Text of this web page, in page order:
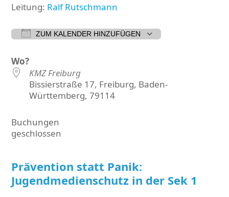
Leitung: Ralf Rutschmann
ZUM KALENDER HINZUFÜGEN
Wo?
KMZ Freiburg
Bissierstraße 17, Freiburg, Baden-
Württemberg, 79114
Buchungen
geschlossen
Prävention statt Panik:
Jugendmedienschutz in der Sek 1